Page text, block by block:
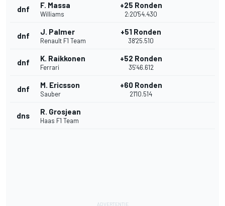
dnf F. Massa
Williams
+25 Ronden
2:20'54.430
dnf J. Palmer
Renault F1 Team
+51 Ronden
38'25.510
dnf K. Raikkonen
Ferrari
+52 Ronden
35'46.612
dnf M. Ericsson
Sauber
+60 Ronden
21'10.514
dns R. Grosjean
Haas F1 Team